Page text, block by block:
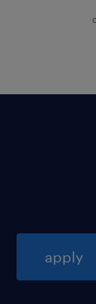
apply